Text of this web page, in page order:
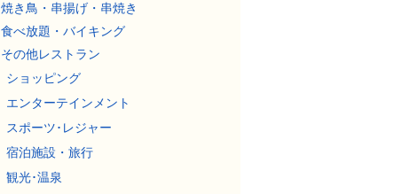
焼き鳥・串揚げ・串焼き
食べ放題・バイキング
その他レストラン
ショッピング
エンターテインメント
スポーツ･レジャー
宿泊施設・旅行
観光･温泉